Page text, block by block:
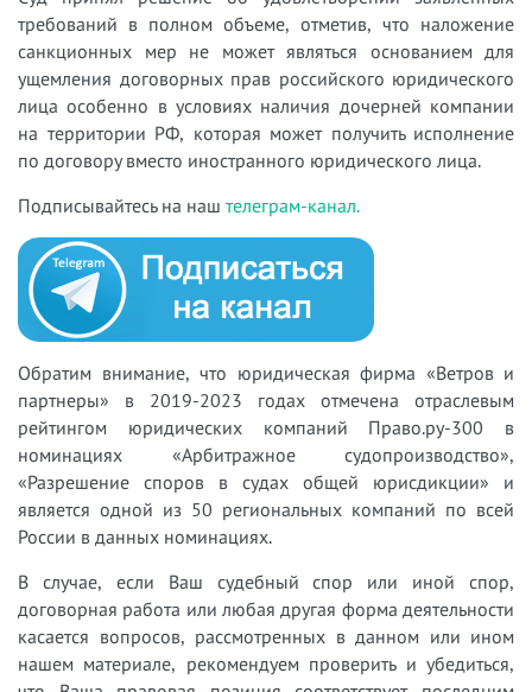
требований в полном объеме, отметив, что наложение
санкционных мер не может являться основанием для
ущемления договорных прав российского юридического
лица особенно в условиях наличия дочерней компании
на территории РФ, которая может получить исполнение
по договору вместо иностранного юридического лица.
Подписывайтесь на наш телеграм-канал.
Обратим внимание, что юридическая фирма «Ветров и
партнеры» в 2019-2023 годах отмечена отраслевым
рейтингом юридических компаний Право.ру-300 в
номинациях «Арбитражное судопроизводство»,
«Разрешение споров в судах общей юрисдикции» и
является одной из 50 региональных компаний по всей
России в данных номинациях.
В случае, если Ваш судебный спор или иной спор,
договорная работа или любая другая форма деятельности
касается вопросов, рассмотренных в данном или ином
нашем материале, рекомендуем проверить и убедиться,